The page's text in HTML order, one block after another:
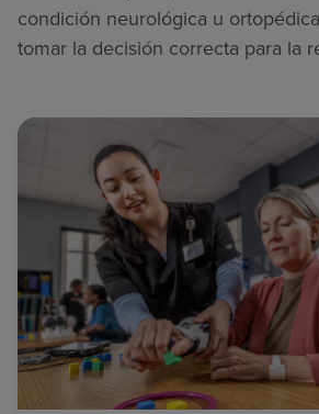
condición neurológica u
tomar la decisión correcta para la